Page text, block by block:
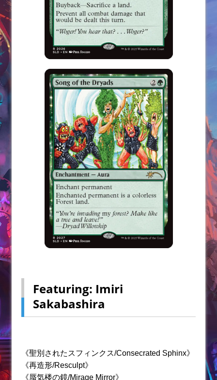
Featuring: Imiri
Sakabashira
《聖別されたスフィンクス/Consecrated Sphinx》
《再造形/Resculpt》
《蜃気楼の鏡/Mirage Mirror》